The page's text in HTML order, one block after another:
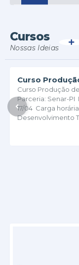
Cursos
Nossas Ideias
Curso
Curso Produção
Parceria: Senar-PI
17/04 Carga
Desenvolvimento